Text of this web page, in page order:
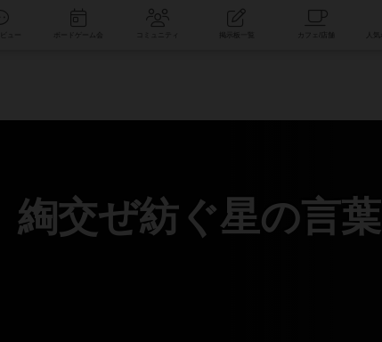
コミュニティ
綯交ぜ紡ぐ星の言葉